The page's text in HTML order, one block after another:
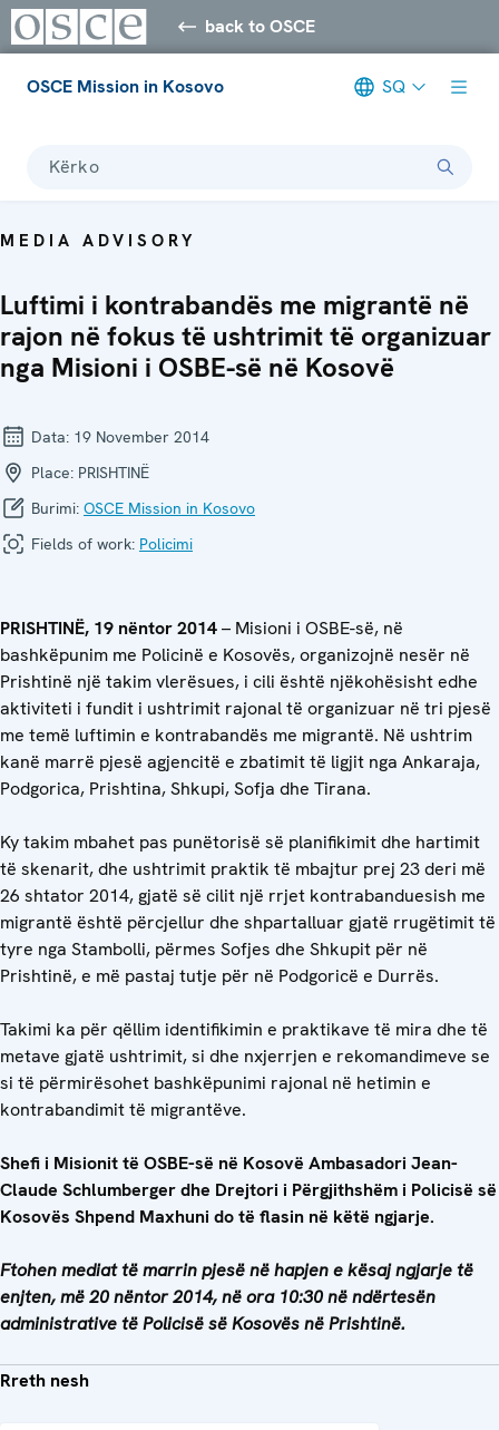
back to OSCE
OSCE Mission in Kosovo SQ
Kërko
MEDIA ADVISORY
Luftimi i kontrabandës me migrantë në
rajon në fokus të ushtrimit të organizuar
nga Misioni i OSBE-së në Kosovë
Data: 19 November 2014
Place: PRISHTINË
Burimi: OSCE Mission in Kosovo
Fields of work: Policimi
PRISHTINË, 19 nëntor 2014– Misioni i OSBE-së, në
bashkëpunim me Policinë e Kosovës, organizojnë nesër në
Prishtinë një takim vlerësues, i cili është njëkohësisht edhe
aktiviteti i fundit i ushtrimit rajonal të organizuar në tri pjesë
me temë luftimin e kontrabandës me migrantë. Në ushtrim
kanë marrë pjesë agjencitë e zbatimit të ligjit nga Ankaraja,
Podgorica, Prishtina, Shkupi, Sofja dhe Tirana.
Ky takim mbahet pas punëtorisë së planifikimit dhe hartimit
të skenarit, dhe ushtrimit praktik të mbajtur prej 23 deri më
26 shtator 2014, gjatë së cilit një rrjet kontrabanduesish me
migrantë është përcjellur dhe shpartalluar gjatë rrugëtimit të
tyre nga Stambolli, përmes Sofjes dhe Shkupit për në
Prishtinë, e më pastaj tutje për në Podgoricë e Durrës.
Takimi ka për qëllim identifikimin e praktikave të mira dhe të
metave gjatë ushtrimit, si dhe nxjerrjen e rekomandimeve se
si të përmirësohet bashkëpunimi rajonal në hetimin e
kontrabandimit të migrantëve.
Shefi i Misionit të OSBE-së në Kosovë Ambasadori Jean-
Claude Schlumberger dhe Drejtori i Përgjithshëm i Policisë së
Kosovës Shpend Maxhuni do të flasin në këtë ngjarje.
Ftohen mediat të marrin pjesë në hapjen e kësaj ngjarje të
enjten, më 20 nëntor 2014, në ora 10:30 në ndërtesën
administrative të Policisë së Kosovës në Prishtinë.
Rreth nesh